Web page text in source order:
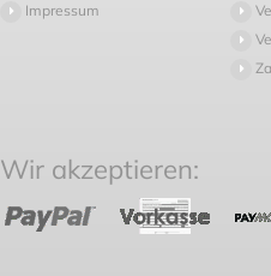
Impressum
Wir akzeptieren: